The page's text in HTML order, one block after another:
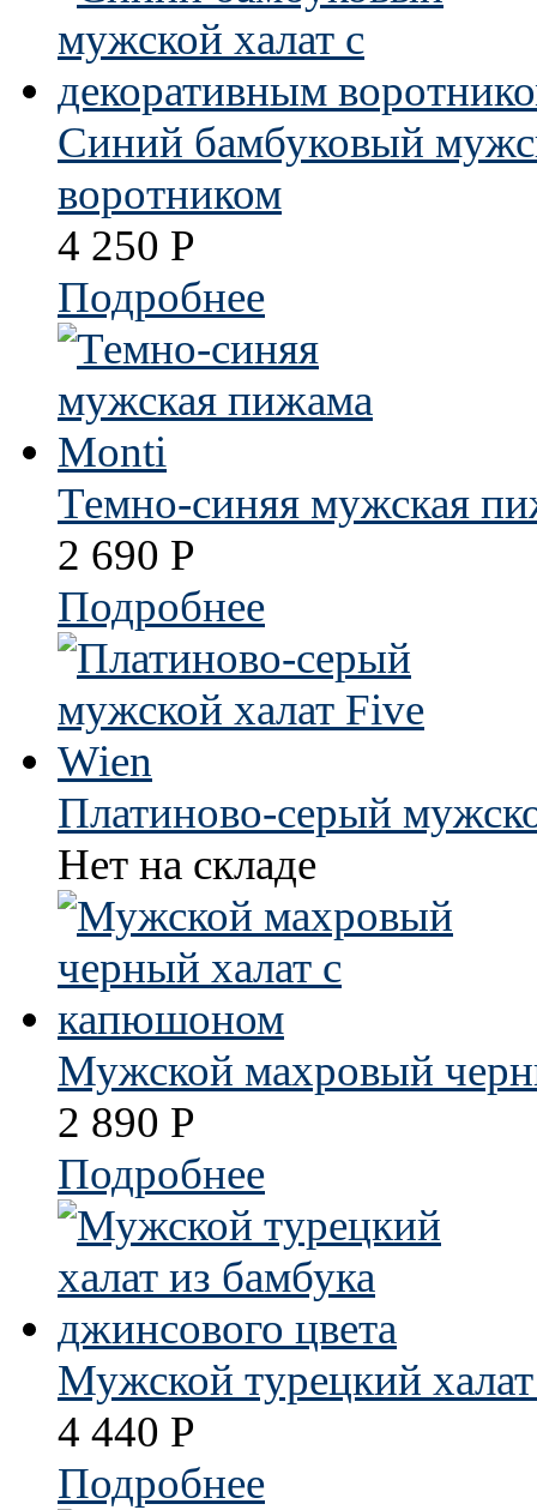
Синий бамбуковый
воротником
4 250 Р
Подробнее
Темно-синяя мужская
2 690 Р
Подробнее
Платиново-серый
Нет на складе
Мужской махровый
2 890 Р
Подробнее
Мужской турецкий
4 440 Р
Подробнее